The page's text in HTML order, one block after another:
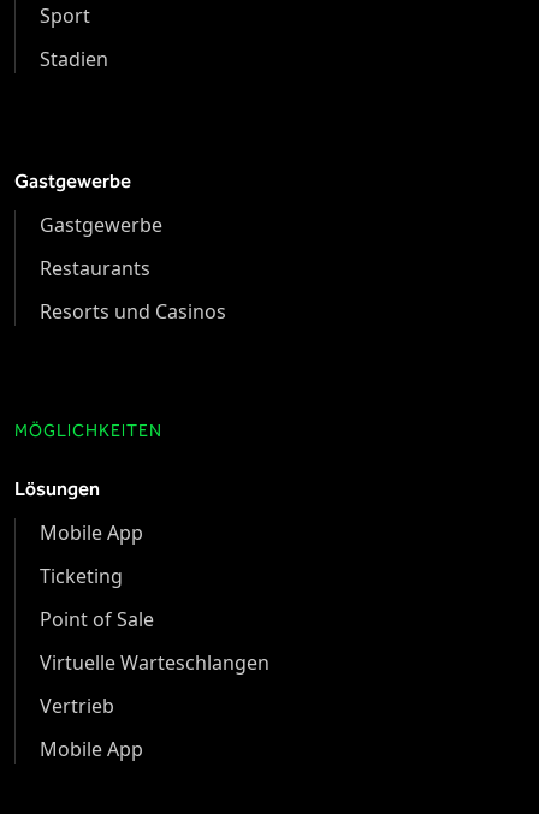
Sport
Stadien
Gastgewerbe
Gastgewerbe
Restaurants
Resorts und Casinos
MÖGLICHKEITEN
Lösungen
Mobile App
Ticketing
Point of Sale
Virtuelle Warteschlangen
Vertrieb
Mobile App